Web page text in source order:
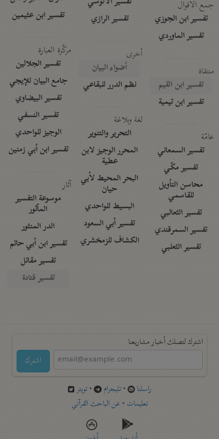
جمع الأقوال
تفسير ابن الجوزي
تفسير الماوردي
منتقاة
تفسير ابن القيم
تفسير ابن تيمية
عامّة
تفسير السمعاني
تفسير مكّي
محاسن التأويل
للقاسمي
تفسير الثعالبي
تفسير السمرقندي
تفسير الثعلبي
تفسير الرازي
أخرى
أضواء البيان
نظم الدرر للبقاعي
لغة وبلاغة
التحرير والتنوير
المحرر الوجيز لابن
عطية
البحر المحيط لأبي
حيان
البسيط للواحدي
تفسير أبي السعود
الكشاف للزمخشري
تفسير ابن عثيمين
مركَّزة العبارة
تفسير الجلالين
جامع البيان للإيجي
تفسير البيضاوي
تفسير النسفي
الوجيز للواحدي
تفسير ابن أبي زمنين
آثار
موسوعة التفسير
المأثور
الدر المنثور
تفسير ابن أبي حاتم
تفسير مقاتل
تفسير قتادة
اشترك لتصلك أخبار مشاريعنا
اشترك
راسلنا •تليجرام •تويتر
تعليمات •عن الباحث القرآني